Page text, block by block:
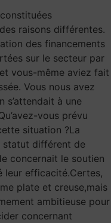
raisons différentes.
des financements
sur le secteur par
vous-même aviez fait
Vous nous avez
s’attendait à une
vous prévu
situation ?La
statut différent de
concernait le soutien
leur efficacité.Certes,
plate et creuse,mais
ambitieuse pour
concernant